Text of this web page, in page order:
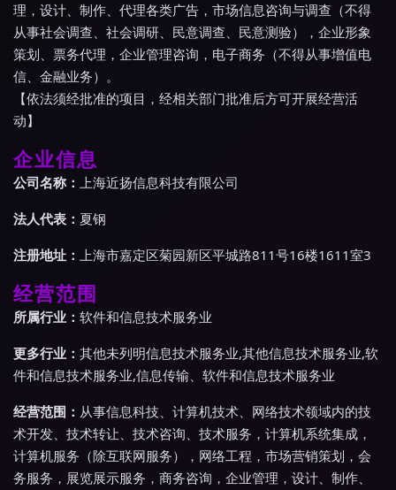
理，设计、制作、代理各类广告，市场信息咨询与调查（不得
从事社会调查、社会调研、民意调查、民意测验），企业形象
策划、票务代理，企业管理咨询，电子商务（不得从事增值电
信、金融业务）。
【依法须经批准的项目，经相关部门批准后方可开展经营活
动】
企业信息
公司名称： 上海近扬信息科技有限公司
法人代表： 夏钢
注册地址： 上海市嘉定区菊园新区平城路811号16楼1611室3
经营范围
所属行业： 软件和信息技术服务业
更多行业： 其他未列明信息技术服务业,其他信息技术服务业,软
件和信息技术服务业,信息传输、软件和信息技术服务业
经营范围： 从事信息科技、计算机技术、网络技术领域内的技
术开发、技术转让、技术咨询、技术服务，计算机系统集成，
计算机服务（除互联网服务），网络工程，市场营销策划，会
务服务，展览展示服务，商务咨询，企业管理，设计、制作、